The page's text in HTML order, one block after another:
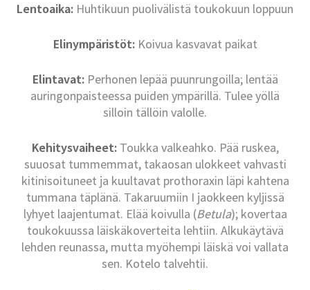
Lentoaika: Huhtikuun puolivälistä toukokuun loppuun
Elinympäristöt:Koivua kasvavat paikat
Elintavat:Perhonen lepää puunrungoilla; lentää
auringonpaisteessa puiden ympärillä. Tulee yöllä
silloin tällöin valolle.
Kehitysvaiheet:Toukka valkeahko. Pää ruskea,
suuosat tummemmat, takaosan ulokkeet vahvasti
kitinisoituneet ja kuultavat prothoraxin läpi kahtena
tummana täplänä. Takaruumiin I jaokkeen kyljissä
lyhyet laajentumat. Elää koivulla (Betula); kovertaa
toukokuussa läiskäkoverteita lehtiin. Alkukäytävä
lehden reunassa, mutta myöhempi läiskä voi vallata
sen. Kotelo talvehtii.